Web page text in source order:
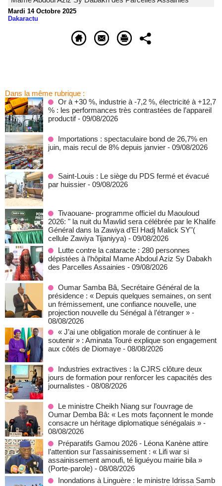
Mardi 14 Octobre 2025
Dakaractu
Dans la même rubrique :
Or à +30 %, industrie à -7,2 %, électricité à +12,7
% : les performances très contrastées de l’appareil
productif - 09/08/2026
Importations : spectaculaire bond de 26,7% en
juin, mais recul de 8% depuis janvier - 09/08/2026
Saint-Louis : Le siège du PDS fermé et évacué
par huissier - 09/08/2026
Tivaouane- programme officiel du Maouloud
2026: " la nuit du Mawlid sera célébrée par le Khalife
Général dans la Zawiya d’El Hadj Malick SY"(
cellule Zawiya Tijaniyya) - 09/08/2026
Lutte contre la cataracte : 280 personnes
dépistées à l’hôpital Mame Abdoul Aziz Sy Dabakh
des Parcelles Assainies - 09/08/2026
Oumar Samba Bâ, Secrétaire Général de la
présidence : « Depuis quelques semaines, on sent
un frémissement, une confiance nouvelle, une
projection nouvelle du Sénégal à l’étranger » -
08/08/2026
« J’ai une obligation morale de continuer à le
soutenir » : Aminata Touré explique son engagement
aux côtés de Diomaye - 08/08/2026
Industries extractives : la CJRS clôture deux
jours de formation pour renforcer les capacités des
journalistes - 08/08/2026
Le ministre Cheikh Niang sur l’ouvrage de
Oumar Demba Bâ: « Les mots façonnent le monde
consacre un héritage diplomatique sénégalais » -
08/08/2026
Préparatifs Gamou 2026 - Léona Kanène attire
l’attention sur l’assainissement : « Lifi war si
assainissement amoufi, té liguéyou mairie bila »
(Porte-parole) - 08/08/2026
Inondations à Linguère : le ministre Idrissa Samb